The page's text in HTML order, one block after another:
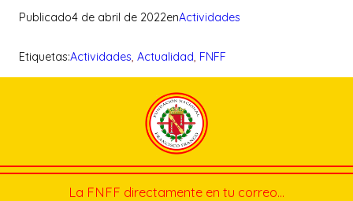
Publicado4 de abril de 2022enActividades
Etiquetas:Actividades, Actualidad, FNFF
La FNFF directamente en tu correo…